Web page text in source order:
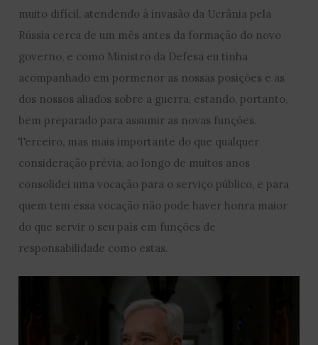
muito difícil, atendendo à invasão da Ucrânia pela
Rússia cerca de um mês antes da formação do novo
governo, e como Ministro da Defesa eu tinha
acompanhado em pormenor as nossas posições e as
dos nossos aliados sobre a guerra, estando, portanto,
bem preparado para assumir as novas funções.
Terceiro, mas mais importante do que qualquer
consideração prévia, ao longo de muitos anos
consolidei uma vocação para o serviço público, e para
quem tem essa vocação não pode haver honra maior
do que servir o seu país em funções de
responsabilidade como estas.